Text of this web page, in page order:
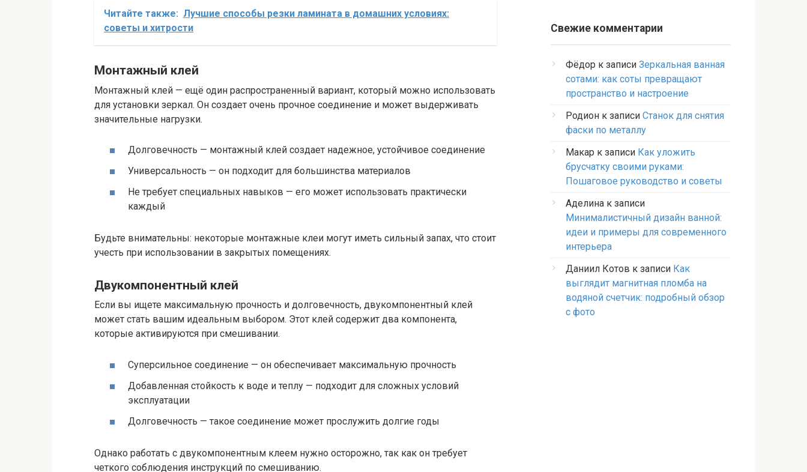
Читайте также: Лучшие способы резки ламината в домашних условиях:
советы и хитрости
Монтажный клей
Монтажный клей — ещё один распространенный вариант, который можно использовать
для установки зеркал. Он создает очень прочное соединение и может выдерживать
значительные нагрузки.
Долговечность — монтажный клей создает надежное, устойчивое соединение
Универсальность — он подходит для большинства материалов
Не требует специальных навыков — его может использовать практически
каждый
Будьте внимательны: некоторые монтажные клеи могут иметь сильный запах, что стоит
учесть при использовании в закрытых помещениях.
Двукомпонентный клей
Если вы ищете максимальную прочность и долговечность, двукомпонентный клей
может стать вашим идеальным выбором. Этот клей содержит два компонента,
которые активируются при смешивании.
Суперсильное соединение — он обеспечивает максимальную прочность
Добавленная стойкость к воде и теплу — подходит для сложных условий
эксплуатации
Долговечность — такое соединение может прослужить долгие годы
Однако работать с двукомпонентным клеем нужно осторожно, так как он требует
четкого соблюдения инструкций по смешиванию.
Свежие комментарии
Фёдор к записи Зеркальная ванная
сотами: как соты превращают
пространство и настроение
Родион к записи Станок для снятия
фаски по металлу
Макар к записи Как уложить
брусчатку своими руками:
Пошаговое руководство и советы
Аделина к записи
Минималистичный дизайн ванной:
идеи и примеры для современного
интерьера
Даниил Котов к записи Как
выглядит магнитная пломба на
водяной счетчик: подробный обзор
с фото